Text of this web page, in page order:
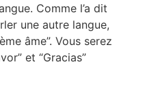
Comme l’a dit
une autre langue,
âme”. Vous serez
et “Gracias”